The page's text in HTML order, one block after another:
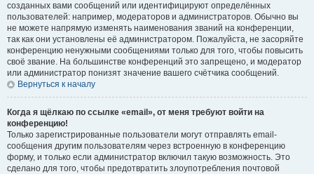
созданных вами сообщений или идентифицируют определённых
пользователей: например, модераторов и администраторов. Обычно вы
не можете напрямую изменять наименования званий на конференции,
так как они установлены её администратором. Пожалуйста, не засоряйте
конференцию ненужными сообщениями только для того, чтобы повысить
своё звание. На большинстве конференций это запрещено, и модератор
или администратор понизят значение вашего счётчика сообщений.
Вернуться к началу
Когда я щёлкаю по ссылке «email», от меня требуют войти на
конференцию!
Только зарегистрированные пользователи могут отправлять email-
сообщения другим пользователям через встроенную в конференцию
форму, и только если администратор включил такую возможность. Это
сделано для того, чтобы предотвратить злоупотребления почтовой